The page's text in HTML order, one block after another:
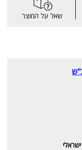
שאל על המוצר